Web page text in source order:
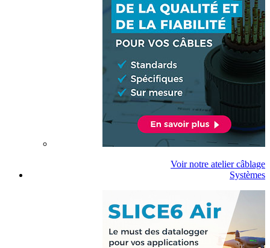
Voir notre atelier câblage
Systèmes